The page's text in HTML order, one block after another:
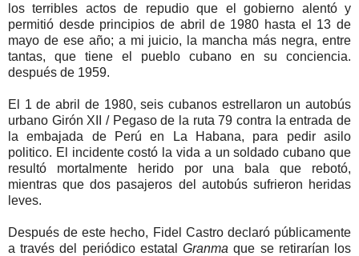
los terribles actos de repudio que el gobierno alentó y
permitió desde principios de abril de 1980 hasta el 13 de
mayo de ese año; a mi juicio, la mancha más negra, entre
tantas, que tiene el pueblo cubano en su conciencia.
después de 1959.
El 1 de abril de 1980, seis cubanos estrellaron un autobús
urbano Girón XII / Pegaso de la ruta 79 contra la entrada de
la embajada de Perú en La Habana, para pedir asilo
politico. El incidente costó la vida a un soldado cubano que
resultó mortalmente herido por una bala que rebotó,
mientras que dos pasajeros del autobús sufrieron heridas
leves.
Después de este hecho, Fidel Castro declaró públicamente
a través del periódico estatalGranma que se retirarían los